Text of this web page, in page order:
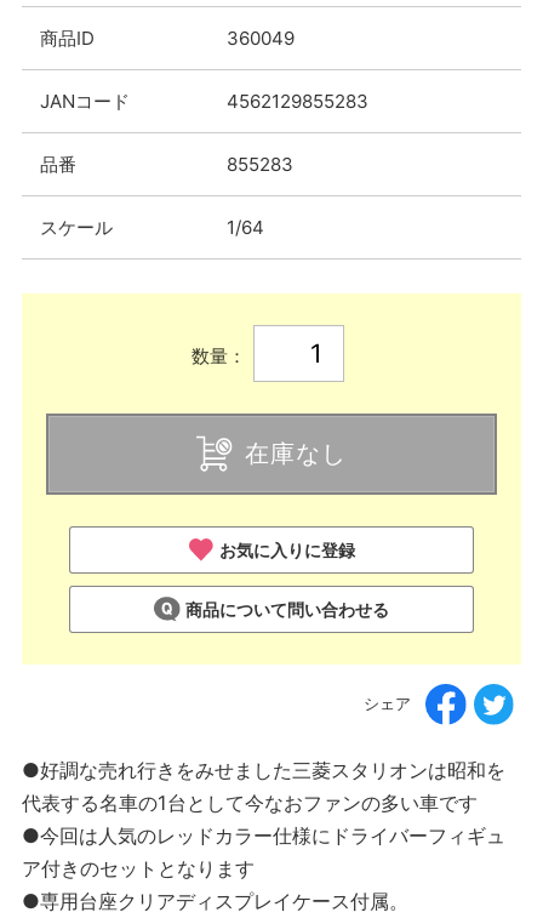
商品ID 360049
JANコード 4562129855283
品番 855283
スケール 1/64
数量：
在庫なし
お気に入りに登録
商品について問い合わせる
シェア
●好調な売れ行きをみせました三菱スタリオンは昭和を
代表する名車の1台として今なおファンの多い車です
●今回は人気のレッドカラー仕様にドライバーフィギュ
ア付きのセットとなります
●専用台座クリアディスプレイケース付属。